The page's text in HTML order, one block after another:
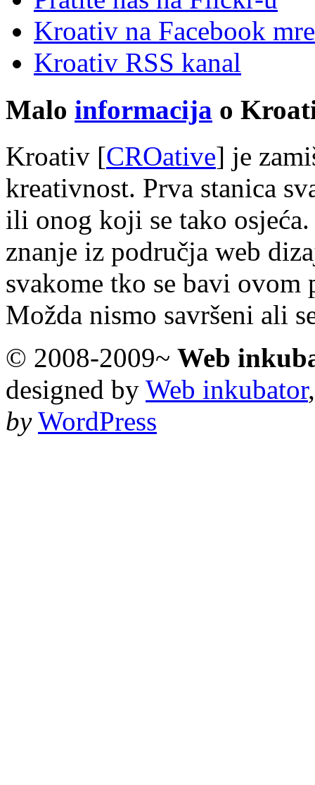
Kroativ na Facebook
Kroativ RSS kanal
Malo informacija o
Kroativ [CROative] je
kreativnost. Prva stanica
ili onog koji se tako
znanje iz područja web
svakome tko se bavi
Možda nismo savršeni ali
© 2008-2009~ Web
designed by Web inkubator
by WordPress